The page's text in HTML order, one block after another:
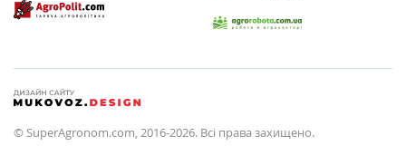
© SuperAgronom.com, 2016-2026. Всі права захищено.